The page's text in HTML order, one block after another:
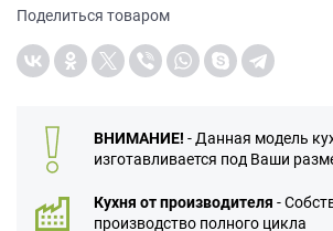
Поделиться товаром
ВНИМАНИЕ! - Данная модель
изготавливается под Ваши
Кухня от производителя -
производство полного цикла